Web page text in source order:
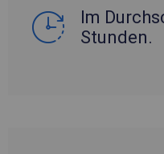
Im
Stunden.